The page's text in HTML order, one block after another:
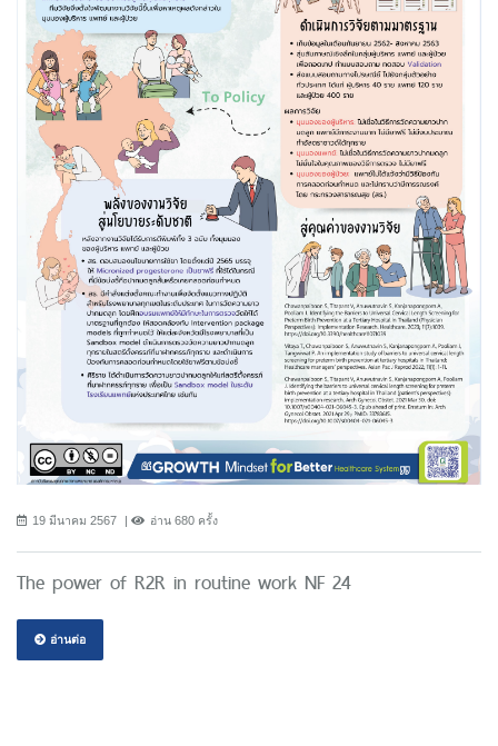
19 มีนาคม 2567 อ่าน 680 ครั้ง
The power of R2R in routine work NF 24
อ่านต่อ